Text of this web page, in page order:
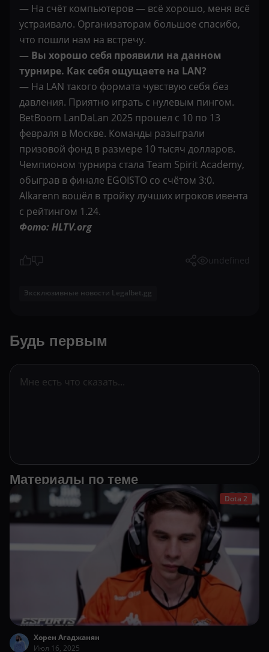
— На счёт компьютеров — всё хорошо, меня всё
устраивало. Организаторам большое спасибо,
что пошли нам на встречу.
— Вы хорошо себя проявили на данном
турнире. Как себя ощущаете на LAN?
— На LAN такого формата чувствую себя без
давления. Приятно играть с нулевым пингом.
BetBoom LanDaLan 2025 прошел с 10 по 13
февраля в Москве. Команды разыграли
призовой фонд в размере 10 тысяч долларов.
Чемпионом турнира стала Team Spirit Academy,
обыграв в финале EGOISTO со счётом 3:0.
Alkarenn вошёл в тройку лучших игроков ивента
с рейтингом 1.24.
Фото: HLTV.org
undefined
Эксклюзивные новости Legalbet.gg
Будь первым
Материалы по теме
Dota 2
Хорен Агаджанян
Июл 16, 2025